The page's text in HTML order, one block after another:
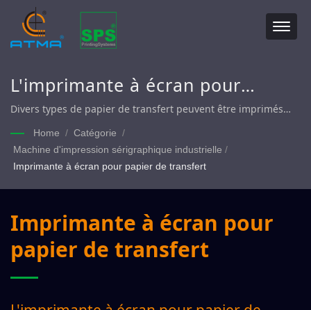
L'imprimante à écran pour
papier de transfert est utilisée
pour imprimer des transferts à
chaud / à l'eau pour les textiles
Divers types de papier de transfert peuvent être imprimés
Home / Catégorie /
Machine d'impression sérigraphique industrielle /
Imprimante à écran pour papier de transfert
Imprimante à écran pour
papier de transfert